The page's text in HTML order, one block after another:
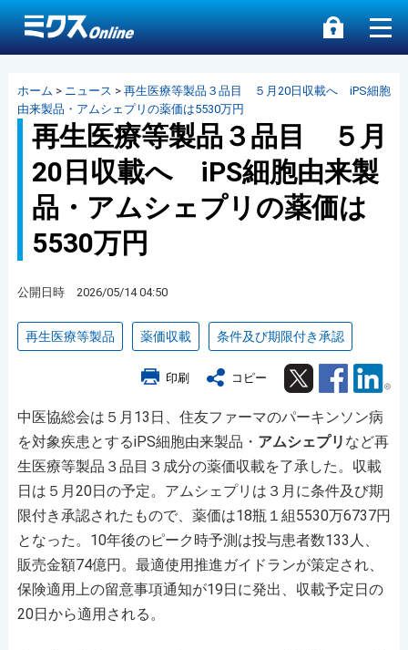
ホーム > ニュース > 再生医療等製品３品目 ５月20日収載へ iPS細胞
由来製品・アムシェプリの薬価は5530万円
再生医療等製品３品目 ５月
20日収載へ iPS細胞由来製
品・アムシェプリの薬価は
5530万円
公開日時 2026/05/14 04:50
再生医療等製品 薬価収載 条件及び期限付き承認
印刷 コピー Twitter Facebook
中医協総会は５月13日、住友ファーマのパーキンソン病
を対象疾患とするiPS細胞由来製品・ アムシェプリ など再
生医療等製品３品目３成分の薬価収載を了承した。収載
日は５月20日の予定。アムシェプリは３月に条件及び期
限付き承認されたもので、薬価は18瓶１組5530万6737円
となった。10年後のピーク時予測は投与患者数133人、
販売金額74億円。最適使用推進ガイドランが策定され、
保険適用上の留意事項通知が19日に発出、収載予定日の
20日から適用される。